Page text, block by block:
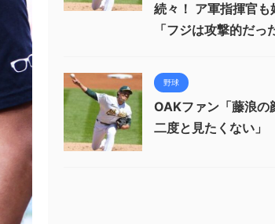
続々！ ア軍指揮官も
「フジは攻撃的だっ
野球
OAKファン「藤浪の
二度と見たくない」